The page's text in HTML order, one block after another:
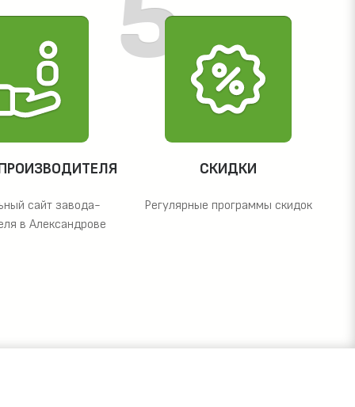
сайт завода-
в Александрове
СКИДКИ
Регулярные программы скидок